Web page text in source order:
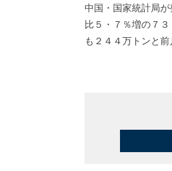
中国・国家統計局
比５・７％増の７
も２４４万トンと